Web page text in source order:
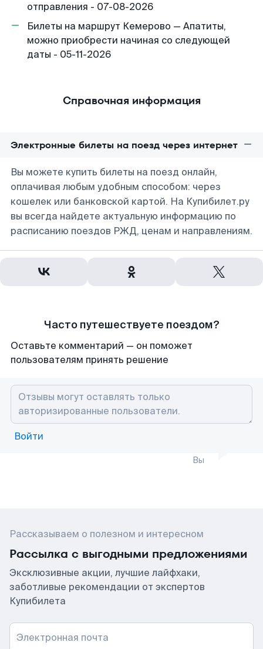
отправления - 07-08-2026
Билеты на маршрут Кемерово — Апатиты,
можно приобрести начиная со следующей
даты - 05-11-2026
Справочная информация
Электронные билеты на поезд через интернет
Вы можете купить билеты на поезд онлайн,
оплачивая любым удобным способом: через
кошелек или банковской картой. На Купибилет.ру
вы всегда найдете актуальную информацию по
расписанию поездов РЖД, ценам и направлениям.
Часто путешествуете поездом?
Оставьте комментарий — он поможет
пользователям принять решение
Войти
Вы
Рассказываем о полезном и интересном
Рассылка с выгодными предложениями
Эксклюзивные акции, лучшие лайфхаки,
заботливые рекомендации от экспертов
Купибилета
Электронная почта